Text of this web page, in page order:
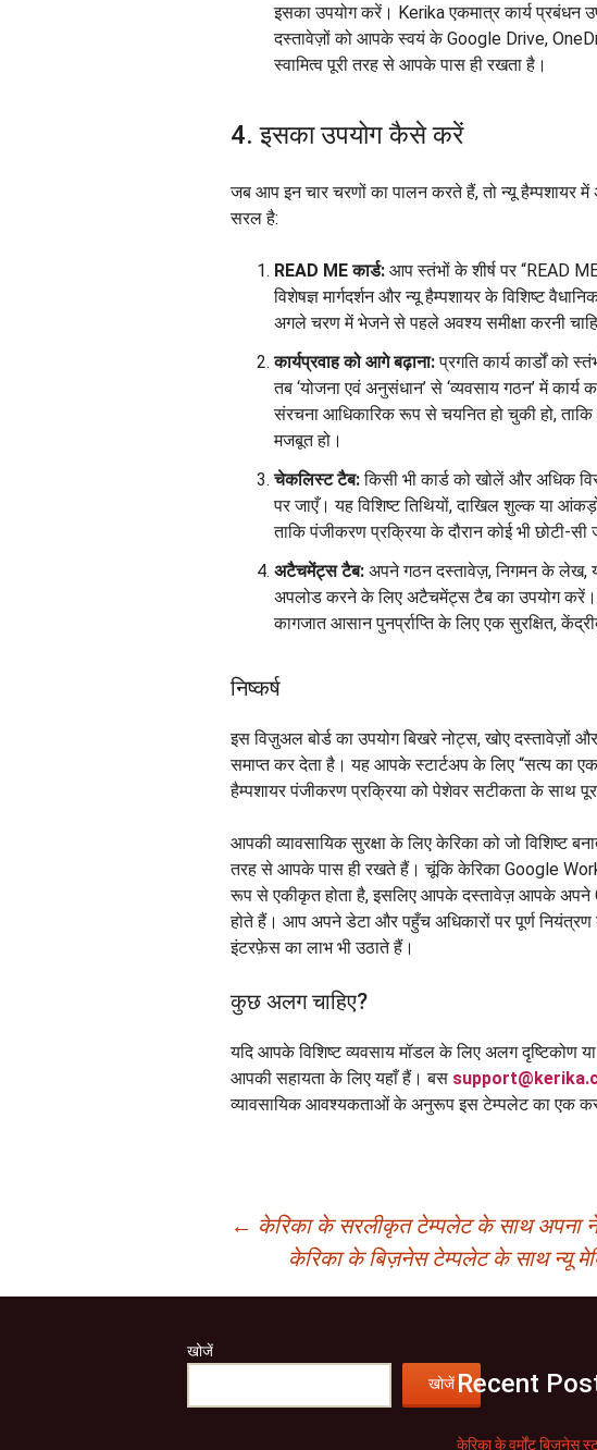
इसका उपयोग करें। Kerika एकमात्र कार्य
दस्तावेज़ों को आपके स्वयं के Google Drive,
स्वामित्व पूरी तरह से आपके पास ही रखता है।
4. इसका उपयोग कैसे करें
जब आप इन चार चरणों का पालन करते हैं, तो न्यू हैम्पशायर
सरल है:
READ ME कार्ड: आप स्तंभों के शीर्ष पर “READ
विशेषज्ञ मार्गदर्शन और न्यू हैम्पशायर के विशिष्ट
अगले चरण में भेजने से पहले अवश्य समीक्षा करनी
कार्यप्रवाह को आगे बढ़ाना:प्रगति कार्य कार्डों को
तब ‘योजना एवं अनुसंधान’ से ‘व्यवसाय गठन’ में कार्य
संरचना आधिकारिक रूप से चयनित हो चुकी हो,
मजबूत हो।
चेकलिस्ट टैब:किसी भी कार्ड को खोलें और अधिक
पर जाएँ। यह विशिष्ट तिथियों, दाखिल शुल्क या
ताकि पंजीकरण प्रक्रिया के दौरान कोई भी छोटी-
अटैचमेंट्स टैब: अपने गठन दस्तावेज़, निगमन के लेख,
अपलोड करने के लिए अटैचमेंट्स टैब का उपयोग
कागजात आसान पुनर्प्राप्ति के लिए एक सुरक्षित,
निष्कर्ष
इस विज़ुअल बोर्ड का उपयोग बिखरे नोट्स, खोए
समाप्त कर देता है। यह आपके स्टार्टअप के लिए “सत्य का
हैम्पशायर पंजीकरण प्रक्रिया को पेशेवर सटीकता के साथ
आपकी व्यावसायिक सुरक्षा के लिए केरिका को जो विशिष्ट
तरह से आपके पास ही रखते हैं। चूंकि केरिका Google
रूप से एकीकृत होता है, इसलिए आपके दस्तावेज़ आपके अपने
होते हैं। आप अपने डेटा और पहुँच अधिकारों पर पूर्ण
इंटरफ़ेस का लाभ भी उठाते हैं।
कुछ अलग चाहिए?
यदि आपके विशिष्ट व्यवसाय मॉडल के लिए अलग दृष्टिकोण
आपकी सहायता के लिए यहाँ हैं। बस
व्यावसायिक आवश्यकताओं के अनुरूप इस टेम्पलेट का एक
← केरिका के सरलीकृत टेम्पलेट के साथ अपना
केरिका के बिज़नेस टेम्पलेट के साथ न्यू
खोजें
खोजें Recent
केरिका के वर्मोंट बिजनेस